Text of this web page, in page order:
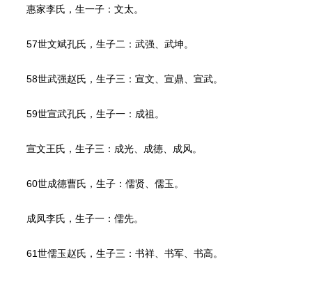
惠家李氏，生一子：文太。
57世文斌孔氏，生子二：武强、武坤。
58世武强赵氏，生子三：宣文、宣鼎、宣武。
59世宣武孔氏，生子一：成祖。
宣文王氏，生子三：成光、成德、成风。
60世成德曹氏，生子：儒贤、儒玉。
成凤李氏，生子一：儒先。
61世儒玉赵氏，生子三：书祥、书军、书高。